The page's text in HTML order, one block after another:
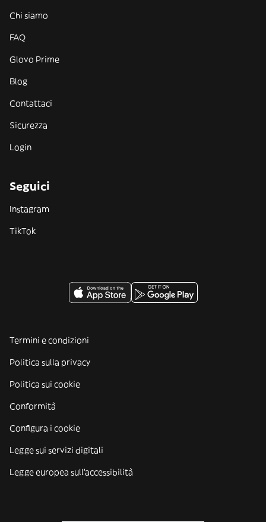
Chi siamo
FAQ
Glovo Prime
Blog
Contattaci
Sicurezza
Login
Seguici
Instagram
TikTok
Termini e condizioni
Politica sulla privacy
Politica sui cookie
Conformità
Configura i cookie
Legge sui servizi digitali
Legge europea sull'accessibilità